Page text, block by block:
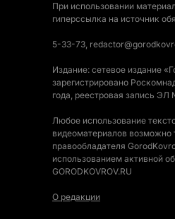
При использовании
гиперссылка на источник
5-33-73,
Издание: сетевое издание
зарегистрировано
года, реестровая запись
Любое использование
видеоматериалов возможно
правообладателя
использованием активной
GORODKOVROV.RU
О редакции